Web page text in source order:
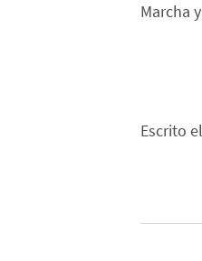
Marcha y
Escrito el